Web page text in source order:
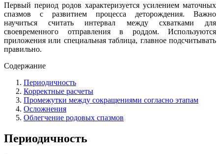
Первый период родов характеризуется усилением маточных
спазмов с развитием процесса деторождения. Важно
научиться считать интервал между схватками для
своевременного отправления в роддом. Используются
приложения или специальная таблица, главное подсчитывать
правильно.
Содержание
Периодичность
Корректные расчеты
Промежутки между сокращениями согласно этапам
Осложнения
Облегчение родовых спазмов
Периодичность